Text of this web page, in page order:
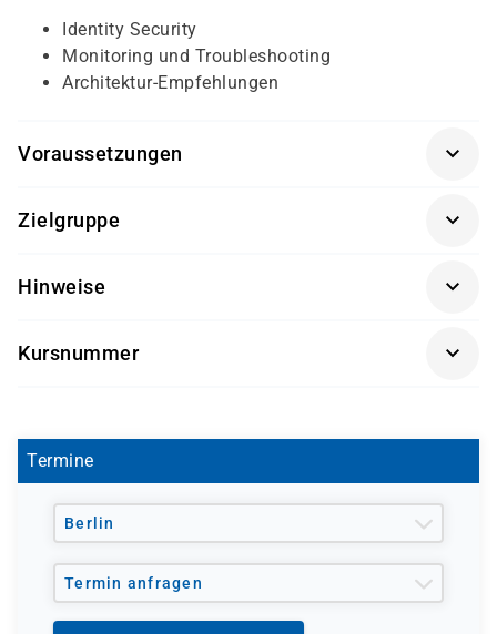
Identity Security
Monitoring und Troubleshooting
Architektur-Empfehlungen
Voraussetzungen
Grundkenntnisse in Windows Server und Active
Directory
Basiswissen zu Netzwerken und Authentifizierung
Zielgruppe
IT-Administratoren
IT-Consultants
Hinweise
Kursnummer
Termine
Berlin
Termin anfragen